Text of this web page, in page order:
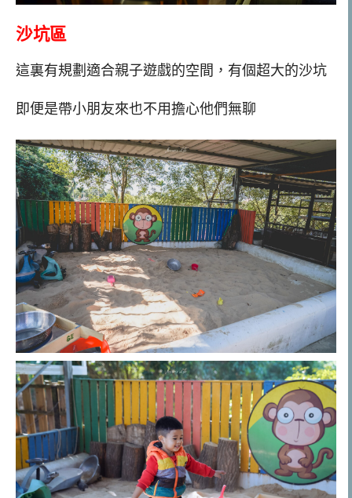
沙坑區
這裏有規劃適合親子遊戲的空間，有個超大的沙坑
即便是帶小朋友來也不用擔心他們無聊